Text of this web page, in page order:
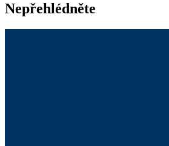
Nepřehlédněte